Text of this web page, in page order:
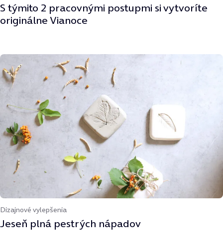
S týmito 2 pracovnými postupmi si vytvoríte
originálne Vianoce
Dizajnové vylepšenia
Jeseň plná pestrých nápadov